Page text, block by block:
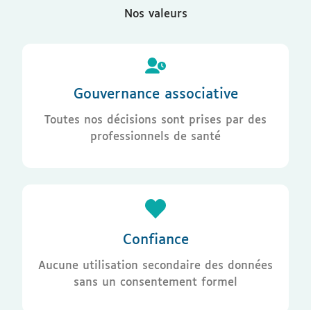
Nos valeurs
Gouvernance associative
Toutes nos décisions sont prises par des
professionnels de santé
Confiance
Aucune utilisation secondaire des données
sans un consentement formel